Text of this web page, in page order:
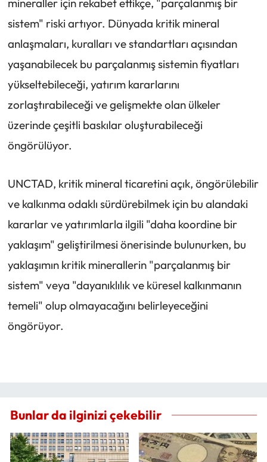
mineraller için rekabet ettikçe, "parçalanmış bir
sistem" riski artıyor. Dünyada kritik mineral
anlaşmaları, kuralları ve standartları açısından
yaşanabilecek bu parçalanmış sistemin fiyatları
yükseltebileceği, yatırım kararlarını
zorlaştırabileceği ve gelişmekte olan ülkeler
üzerinde çeşitli baskılar oluşturabileceği
öngörülüyor.
UNCTAD, kritik mineral ticaretini açık, öngörülebilir
ve kalkınma odaklı sürdürebilmek için bu alandaki
kararlar ve yatırımlarla ilgili "daha koordine bir
yaklaşım" geliştirilmesi önerisinde bulunurken, bu
yaklaşımın kritik minerallerin "parçalanmış bir
sistem" veya "dayanıklılık ve küresel kalkınmanın
temeli" olup olmayacağını belirleyeceğini
öngörüyor.
Bunlar da ilginizi çekebilir